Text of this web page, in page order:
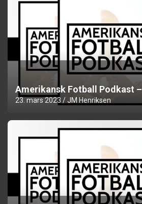
Amerikansk Fotball Podkast
23. mars 2023 JM Henriksen